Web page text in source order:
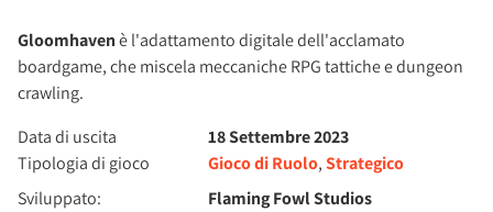
Gloomhavenè l'adattamento digitale dell'acclamato
boardgame, che miscela meccaniche RPG tattiche e dungeon
crawling.
Data di uscita
18 Settembre 2023
Tipologia di gioco
Gioco di Ruolo,Strategico
Sviluppato:
Flaming Fowl Studios